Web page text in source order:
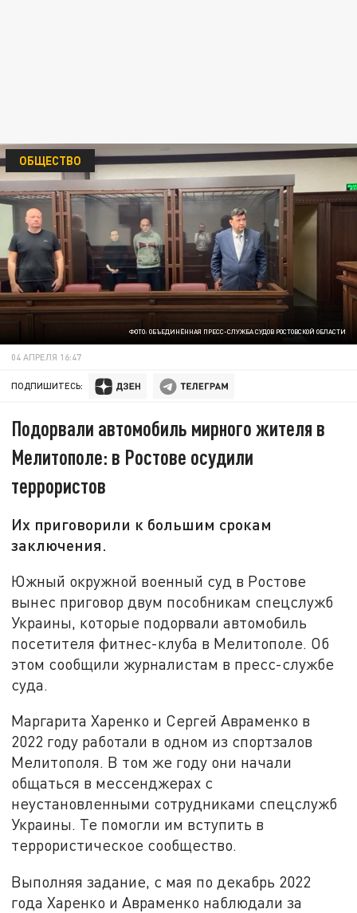
ФОТО: ОБЪЕДИНЁННАЯ ПРЕСС-СЛУЖБА СУДОВ РОСТОВСКОЙ ОБЛАСТИ
ОБЩЕСТВО
04 АПРЕЛЯ 16:47
ПОДПИШИТЕСЬ:
Подорвали автомобиль мирного жителя в
Мелитополе: в Ростове осудили
террористов
Их приговорили к большим срокам
заключения.
Южный окружной военный суд в Ростове
вынес приговор двум пособникам спецслужб
Украины, которые подорвали автомобиль
посетителя фитнес-клуба в Мелитополе. Об
этом сообщили журналистам в пресс-службе
суда.
Маргарита Харенко и Сергей Авраменко в
2022 году работали в одном из спортзалов
Мелитополя. В том же году они начали
общаться в мессенджерах с
неустановленными сотрудниками спецслужб
Украины. Те помогли им вступить в
террористическое сообщество.
Выполняя задание, с мая по декабрь 2022
года Харенко и Авраменко наблюдали за